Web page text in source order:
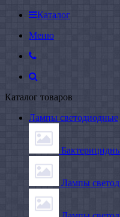
Каталог
Меню
Каталог товаров
Лампы светодиодные
Лампы